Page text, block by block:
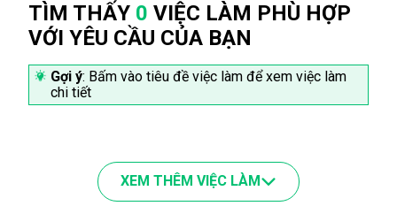
TÌM THẤY 0 VIỆC LÀM PHÙ HỢP
VỚI YÊU CẦU CỦA BẠN
Gợi ý: Bấm vào tiêu đề việc làm để xem việc làm
chi tiết
XEM THÊM VIỆC LÀM